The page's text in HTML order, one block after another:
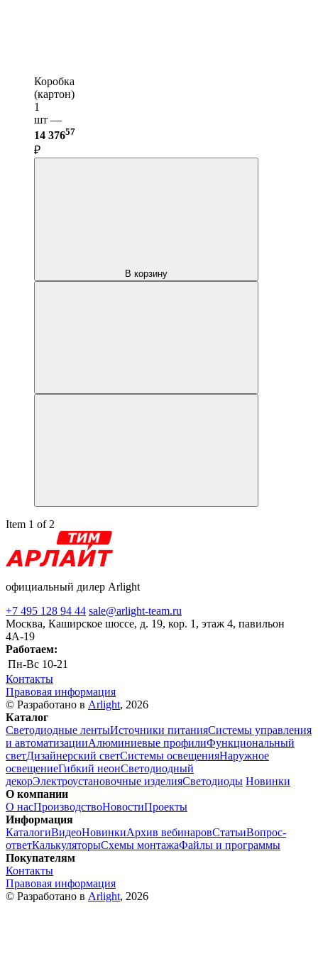
Коробка
(картон)
1
шт —
14 37657
₽
В корзину
Item 1 of 2
официальный дилер Arlight
+7 495 128 94 44 sale@arlight-team.ru
Москва, Каширское шоссе, д. 19, кор. 1, этаж 4, павильон
4А-19
Работаем:
Пн-Вс 10-21
Контакты
Правовая информация
© Разработано в Arlight, 2026
Каталог
Светодиодные лентыИсточники питанияСистемы управления
и автоматизацииАлюминиевые профилиФункциональный
светДизайнерский светСистемы освещенияНаружное
освещениеГибкий неонСветодиодный
декорЭлектроустановочные изделияСветодиоды Новинки
О компании
О насПроизводствоНовостиПроекты
Информация
КаталогиВидеоНовинкиАрхив вебинаровСтатьиВопрос-
ответКалькуляторыСхемы монтажаФайлы и программы
Покупателям
Контакты
Правовая информация
© Разработано в Arlight, 2026